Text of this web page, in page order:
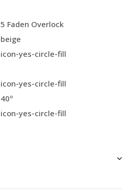
5 Faden Overlock
beige
icon-yes-circle-fill
icon-yes-circle-fill
40º
icon-yes-circle-fill